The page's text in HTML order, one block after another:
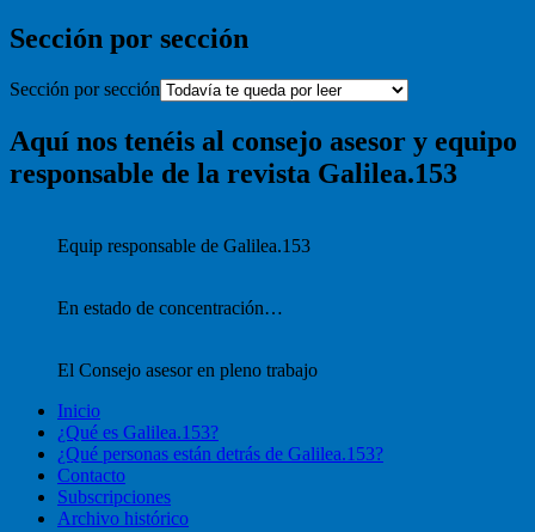
Sección por sección
Sección por sección
Aquí nos tenéis al consejo asesor y equipo
responsable de la revista Galilea.153
Equip responsable de Galilea.153
En estado de concentración…
El Consejo asesor en pleno trabajo
Inicio
¿Qué es Galilea.153?
¿Qué personas están detrás de Galilea.153?
Contacto
Subscripciones
Archivo histórico